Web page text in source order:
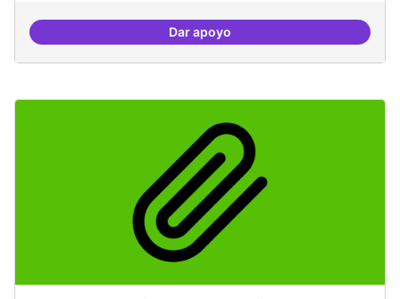
Dar apoyoILP Drets Digitals